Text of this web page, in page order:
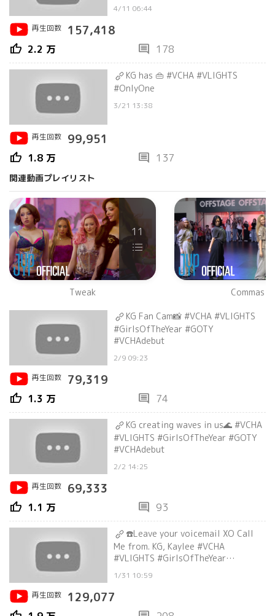
4/11 06:44
再生回数
157,418
thumb_up 2.2 万 comment 178
KG has 👜 #VCHA #VLIGHTS
#OnlyOne
3/21 13:38
再生回数 99,951
thumb_up 1.8 万 comment 137
関連動画プレイリスト
11
Tweak Commas
KG Fan Cam📸 #VCHA #VLIGHTS
#GirlsOfTheYear #GOTY
#VCHAdebut
2/9 09:23
再生回数
79,319
thumb_up 1.3 万 comment 74
KG creating waves in us🌊 #VCHA
#VLIGHTS #GirlsOfTheYear #GOTY
#VCHAdebut
2/2 14:25
再生回数
69,333
thumb_up 1.1 万 comment 93
☎️Leave your voicemail XO Call
Me from. KG, Kaylee #VCHA
#VLIGHTS #GirlsOfTheYear
1/31 10:59
再生回数
129,077